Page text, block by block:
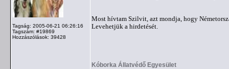
Tagság: 2005-06-21 06:26:16
Tagszám: #19869
Hozzászólások: 39428
Most hívtam Szilvit, azt mondja, hogy
Levehetjük a hirdetését.
Kóborka Állatvédő Egyesület